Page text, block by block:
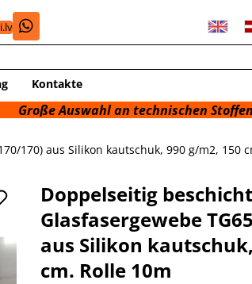
Kontakte
an technischen Stoffen!
170) aus Silikon kautschuk, 990 g/m2, 150
Doppelseitig
Glasfasergewebe
aus Silikon
cm. Rolle 10m